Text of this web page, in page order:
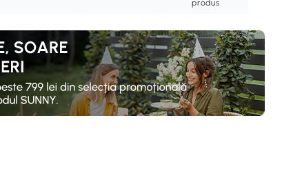
produs